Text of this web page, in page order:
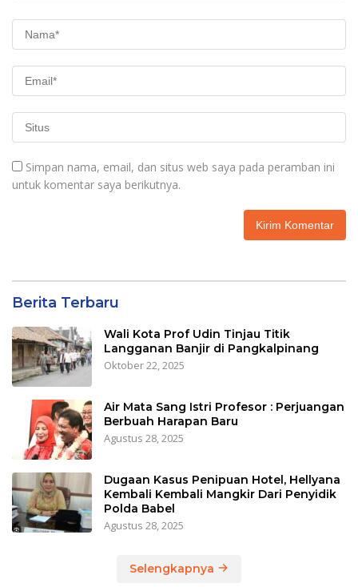
Simpan nama, email, dan situs web saya pada peramban ini
untuk komentar saya berikutnya.
Berita Terbaru
Wali Kota Prof Udin Tinjau Titik
Langganan Banjir di Pangkalpinang
Oktober 22, 2025
Air Mata Sang Istri Profesor : Perjuangan
Berbuah Harapan Baru
Agustus 28, 2025
Dugaan Kasus Penipuan Hotel, Hellyana
Kembali Kembali Mangkir Dari Penyidik
Polda Babel
Agustus 28, 2025
Selengkapnya